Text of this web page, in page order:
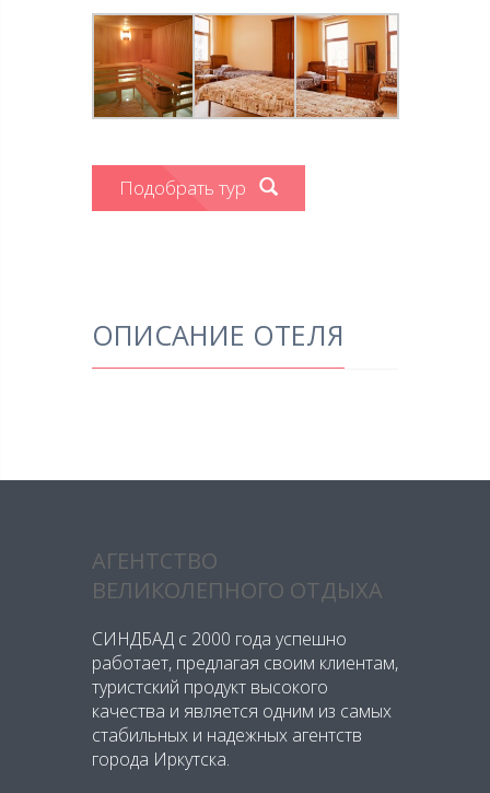
Подобрать тур
ОПИСАНИЕ ОТЕЛЯ
АГЕНТСТВО
ВЕЛИКОЛЕПНОГО ОТДЫХА
СИНДБАД с 2000 года успешно
работает, предлагая своим клиентам,
туристский продукт высокого
качества и является одним из самых
стабильных и надежных агентств
города Иркутска.